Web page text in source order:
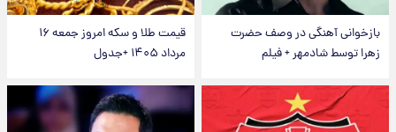
بازخوانی آهنگی در وصف حضرت
زهرا توسط شادمهر + فیلم
قیمت طلا و سکه امروز جمعه ۱۶
مرداد ۱۴۰۵ +جدول